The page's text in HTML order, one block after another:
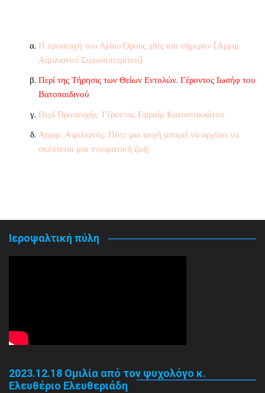
Η προσευχή του Αγίου Όρους χθές και σήμερον (Αρχιμ.
Αιμιλιανού Σιμωνοπετρίτου)
Περί της Τήρησις των Θείων Εντολών. Γέροντος Ιωσήφ του
Βατοπαιδινού
Περί Προσευχής. Γέροντος Εφραίμ Κατουνακιώτου
Αρχιμ. Αιμιλιανός: Πότε μια ψυχή μπορεί να αρχίσει να
σκέπτεται μια πνευματική ζωή;
Ιεροψαλτική πύλη
2023.12.18 Ομιλία από τον ψυχολόγο κ.
Ελευθέριο Ελευθεριάδη